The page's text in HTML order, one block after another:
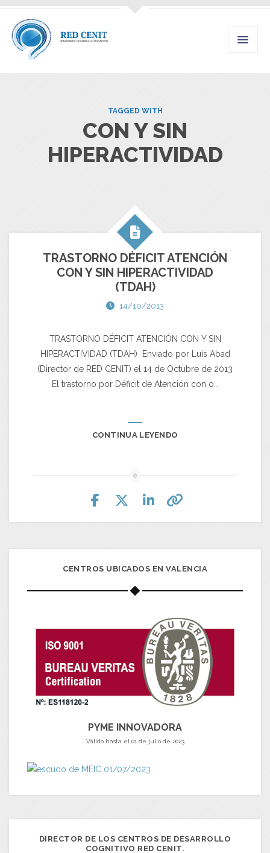
TAGGED WITH
CON Y SIN
HIPERACTIVIDAD
TRASTORNO DÉFICIT ATENCIÓN
CON Y SIN HIPERACTIVIDAD
(TDAH)
14/10/2013
TRASTORNO DÉFICIT ATENCIÓN CON Y SIN
HIPERACTIVIDAD (TDAH) Enviado por Luis Abad
(Director de RED CENIT) el 14 de Octubre de 2013
El trastorno por Déficit de Atención con o…
CONTINUA LEYENDO
CENTROS UBICADOS EN VALENCIA
PYME INNOVADORA
Válido hasta el 01 de julio de 2023
DIRECTOR DE LOS CENTROS DE DESARROLLO
COGNITIVO RED CENIT.